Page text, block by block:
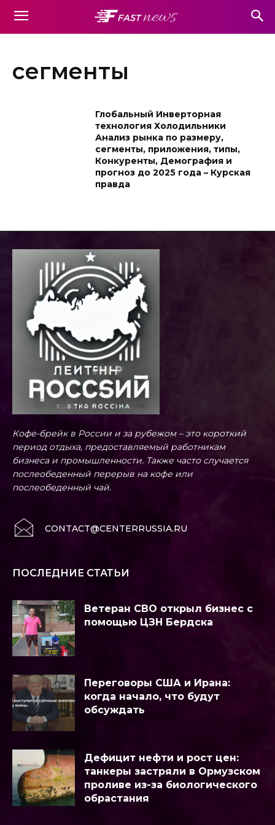
сегменты
Глобальный Инверторная
технология Холодильники
Анализ рынка по размеру,
сегменты, приложения, типы,
Конкуренты, Демография и
прогноз до 2025 года – Курская
правда
Кофе-брейк в России и за рубежом – это короткий
период отдыха, предоставляемый работникам
бизнеса и промышленности. Также часто случается
послеобеденный перерыв на кофе или
послеобеденный чай.
CONTACT@CENTERRUSSIA.RU
ПОСЛЕДНИЕ СТАТЬИ
Ветеран СВО открыл бизнес с
помощью ЦЗН Бердска
Переговоры США и Ирана:
когда начало, что будут
обсуждать
Дефицит нефти и рост цен:
танкеры застряли в Ормузском
проливе из-за биологического
обрастания